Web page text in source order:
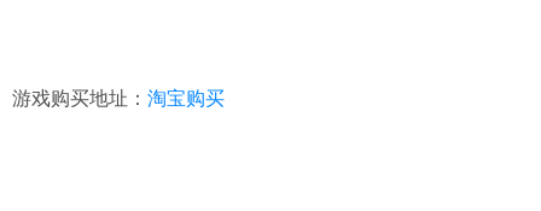
游戏购买地址： 淘宝购买